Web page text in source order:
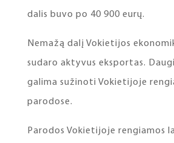
dalis buvo po 40 900 eurų.
Nemažą dalį Vokietijos
sudaro aktyvus eksportas.
galima sužinoti Vokietijoje
parodose.
Parodos Vokietijoje rengiamos